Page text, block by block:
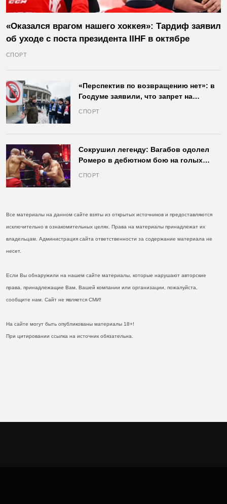
«Оказался врагом нашего хоккея»: Тардиф заявил
об уходе с поста президента IIHF в октябре
СПОРТ
«Перспектив по возвращению нет»: в
Госдуме заявили, что запрет на
СПОРТ
Сокрушил легенду: Вагабов одолел
Ромеро в дебютном бою на голых
СПОРТ
Все материалы на данном сайте взяты из открытых источников и предоставляются
исключительно в ознакомительных целях. Права на материалы принадлежат их
владельцам. Администрация сайта ответственности за содержание материала не
несет.
Если Вы обнаружили на нашем сайте материалы, которые нарушают авторские
права, принадлежащие Вам, Вашей компании или организации, пожалуйста,
сообщите нам. Сайт не является СМИ!
На сайте могут быть опубликованы материалы 18+!
При цитировании ссылка на источник обязательна.